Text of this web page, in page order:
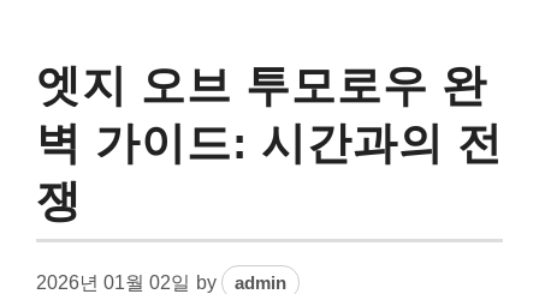
엣지 오브 투모로우 완
벽 가이드: 시간과의 전
쟁
2026년 01월 02일 by admin